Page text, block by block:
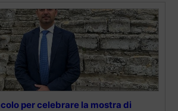
per celebrare la mostra di